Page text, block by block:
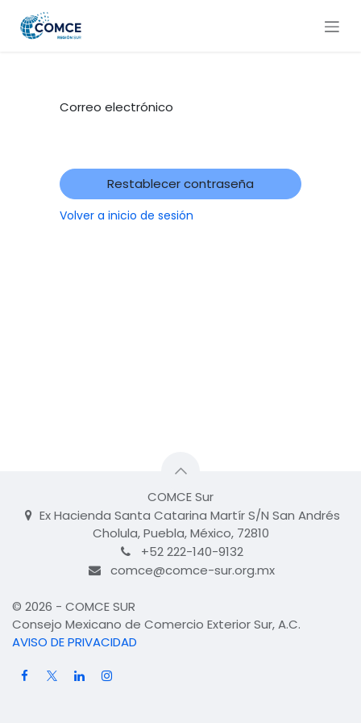
Correo electrónico
Restablecer contraseña
Volver a inicio de sesión
COMCE Sur
Ex Hacienda Santa Catarina Martír S/N San Andrés
Cholula, Puebla, México, 72810
+52 222-140-9132
comce@comce-sur.org.mx
© 2026 - COMCE SUR
Consejo Mexicano de Comercio Exterior Sur, A.C.
AVISO DE PRIVACIDAD